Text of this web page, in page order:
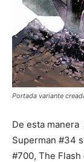
Portada variante
De esta
Superman #34
#700, The